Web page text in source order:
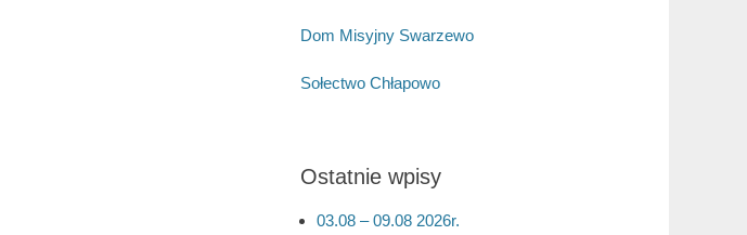
Dom Misyjny Swarzewo
Sołectwo Chłapowo
Ostatnie wpisy
03.08 – 09.08 2026r.